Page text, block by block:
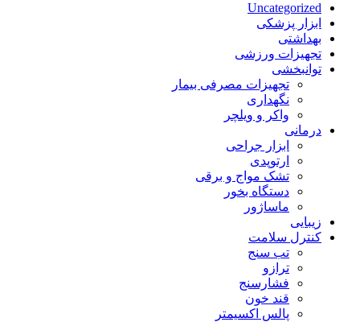
Uncategorized
ابزار پزشکی
بهداشتی
تجهیزات ورزشی
توانبخشی
تجهیزات مصرفی بیمار
نگهداری
واکر و ویلچر
درمانی
ابزار جراحی
ارتوپدی
تشک مواج و برقی
دستگاه بخور
ماساژور
زیبایی
کنترل سلامت
تب سنج
ترازو
فشارسنج
قند خون
پالس اکسیمتر